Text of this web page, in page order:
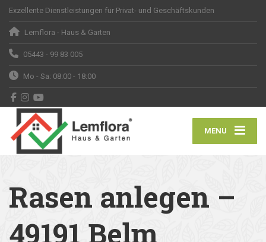
Exzellente Dienstleistungen für Privat- und Geschäftskunden
Lemflora - Haus & Garten
05443 - 99 83 005
Mo - Sa: 08:00 - 18:00
MENU
Rasen anlegen –
49191 Belm